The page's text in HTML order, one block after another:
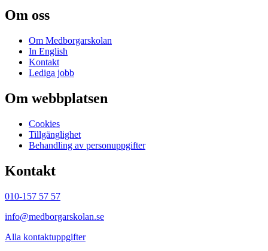
Om oss
Om Medborgarskolan
In English
Kontakt
Lediga jobb
Om webbplatsen
Cookies
Tillgänglighet
Behandling av personuppgifter
Kontakt
010-157 57 57
info@medborgarskolan.se
Alla kontaktuppgifter